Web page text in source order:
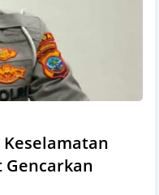
Gencarkan